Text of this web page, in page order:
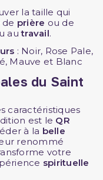
la taille qui
de prière ou de
autravail.
: Noir, Rose Pale,
Mauve et Blanc
du Saint
caractéristiques
est le QR
à la belle
renommé
votre
spirituelle